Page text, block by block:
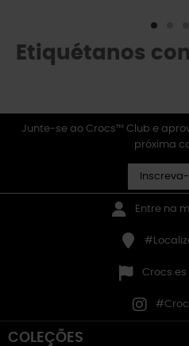
Etiquétanos
Junte-se ao Crocs™ Club e
próxima
Entre na
COLEÇÕES